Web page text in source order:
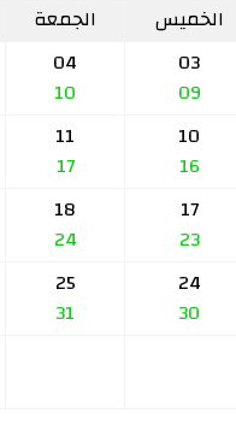
الخميس الجمعة
03
09
04
10
10
16
11
17
17
23
18
24
24
30
25
31